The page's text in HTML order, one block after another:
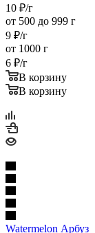
10 ₽/г
от 500 до 999 г
9 ₽/г
от 1000 г
6 ₽/г
В корзину
В корзину
Watermelon Арбуз